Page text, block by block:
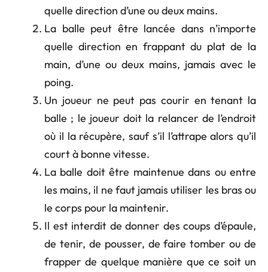
quelle direction d’une ou deux mains.
La balle peut être lancée dans n’importe
quelle direction en frappant du plat de la
main, d’une ou deux mains, jamais avec le
poing.
Un joueur ne peut pas courir en tenant la
balle ; le joueur doit la relancer de l’endroit
où il la récupère, sauf s’il l’attrape alors qu’il
court à bonne vitesse.
La balle doit être maintenue dans ou entre
les mains, il ne faut jamais utiliser les bras ou
le corps pour la maintenir.
Il est interdit de donner des coups d’épaule,
de tenir, de pousser, de faire tomber ou de
frapper de quelque manière que ce soit un